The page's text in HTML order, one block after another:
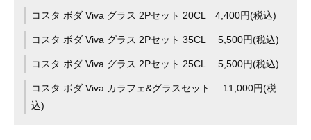
コスタ ボダ Viva グラス 2Pセット 20CL 4,400円(税込)
コスタ ボダ Viva グラス 2Pセット 35CL 5,500円(税込)
コスタ ボダ Viva グラス 2Pセット 25CL 5,500円(税込)
コスタ ボダ Viva カラフェ&グラスセット 11,000円(税
込)